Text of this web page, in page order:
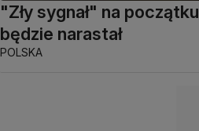
"Zły sygnał" na
będzie narastał
POLSKA